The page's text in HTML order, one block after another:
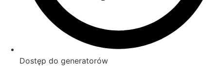
Dostęp do generatorów